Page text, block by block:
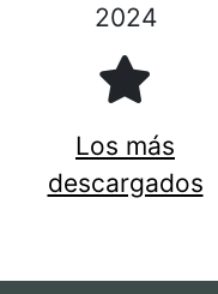
2024
Los más
descargados